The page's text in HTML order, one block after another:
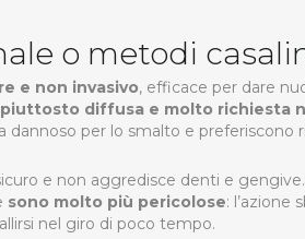
o metodi
e non invasivo, efficace per dare
piuttosto diffusa e molto richiesta
per lo smalto e preferiscono
e non aggredisce denti e
sono molto più pericolose: l’azione
nel giro di poco tempo.